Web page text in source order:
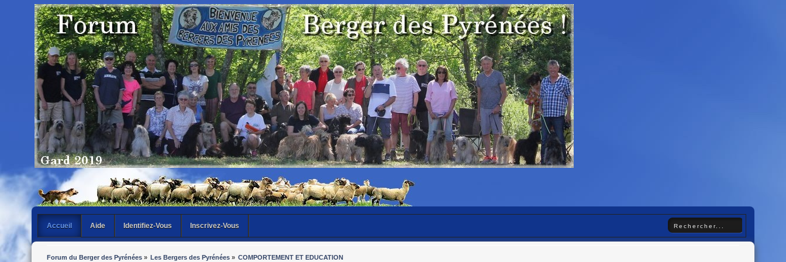
Accueil Aide Identifiez-Vous Inscrivez-Vous
Forum du Berger des Pyrénées» Les Bergers des Pyrénées » COMPORTEMENT ET EDUCATION